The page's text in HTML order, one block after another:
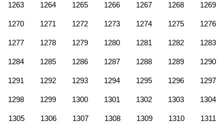
1263 1264 1265 1266 1267 1268 1269
1270 1271 1272 1273 1274 1275 1276
1277 1278 1279 1280 1281 1282 1283
1284 1285 1286 1287 1288 1289 1290
1291 1292 1293 1294 1295 1296 1297
1298 1299 1300 1301 1302 1303 1304
1305 1306 1307 1308 1309 1310 1311